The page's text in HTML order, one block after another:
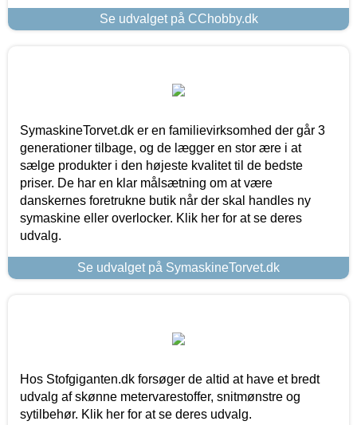
Se udvalget på CChobby.dk
SymaskineTorvet.dk er en familievirksomhed der går 3
generationer tilbage, og de lægger en stor ære i at
sælge produkter i den højeste kvalitet til de bedste
priser. De har en klar målsætning om at være
danskernes foretrukne butik når der skal handles ny
symaskine eller overlocker. Klik her for at se deres
udvalg.
Se udvalget på SymaskineTorvet.dk
Hos Stofgiganten.dk forsøger de altid at have et bredt
udvalg af skønne metervarestoffer, snitmønstre og
sytilbehør. Klik her for at se deres udvalg.